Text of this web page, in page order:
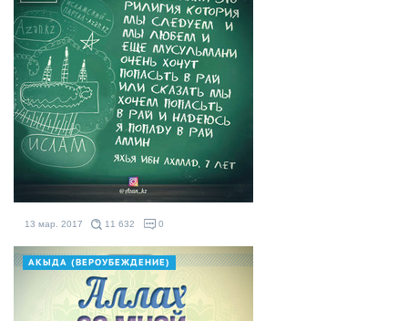
13 мар. 2017 11 632 0
АКЫДА (ВЕРОУБЕЖДЕНИЕ)